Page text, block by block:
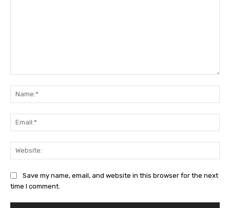
Save my name, email, and website in this browser for the next
time I comment.